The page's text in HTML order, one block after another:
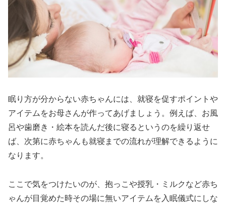
眠り方が分からない赤ちゃんには、就寝を促すポイントや
アイテムをお母さんが作ってあげましょう。例えば、お風
呂や歯磨き・絵本を読んだ後に寝るというのを繰り返せ
ば、次第に赤ちゃんも就寝までの流れが理解できるように
なります。
ここで気をつけたいのが、抱っこや授乳・ミルクなど赤ち
ゃんが目覚めた時その場に無いアイテムを入眠儀式にしな